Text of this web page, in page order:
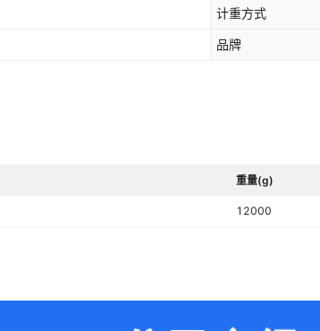
计重方式
品牌
重量(g)
12000